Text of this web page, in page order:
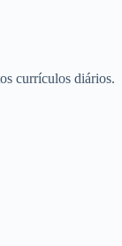
currículos diários.